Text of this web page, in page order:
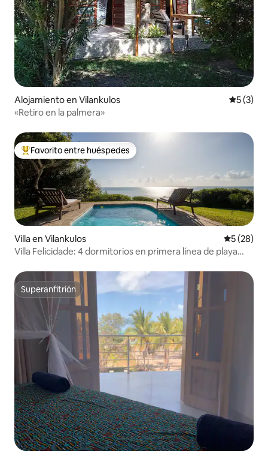
Alojamiento en Vilankulos
5 (3)
«Retiro en la palmera»
Favorito entre huéspedes preferido
Favorito entre huéspedes
Villa en Vilankulos
5 (28)
Villa Felicidade: 4 dormitorios en primera línea de playa
Superanfitrión
Superanfitrión